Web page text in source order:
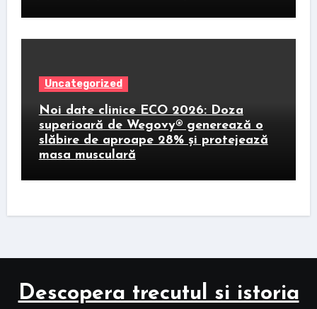
Uncategorized
Noi date clinice ECO 2026: Doza
superioară de Wegovy® generează o
slăbire de aproape 28% și protejează
masa musculară
Descopera trecutul si istoria